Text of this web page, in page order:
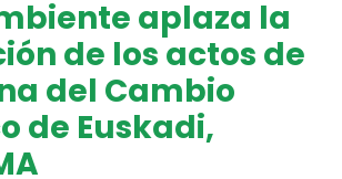
aplaza la
de los actos de
del Cambio
de Euskadi,